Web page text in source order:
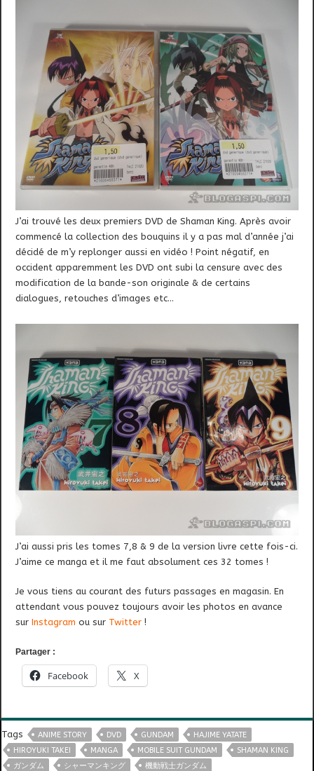
J’ai trouvé les deux premiers DVD de Shaman King. Après avoir
commencé la collection des bouquins il y a pas mal d’année j’ai
décidé de m’y replonger aussi en vidéo ! Point négatif, en
occident apparemment les DVD ont subi la censure avec des
modification de la bande-son originale & de certains
dialogues, retouches d’images etc…
J’ai aussi pris les tomes 7,8 & 9 de la version livre cette fois-ci.
J’aime ce manga et il me faut absolument ces 32 tomes !
Je vous tiens au courant des futurs passages en magasin. En
attendant vous pouvez toujours avoir les photos en avance
surInstagram ou sur Twitter !
Partager :
Facebook X
Tags ANIME STORY DVD GUNDAM
HAJIME YATATE
HIROYUKI TAKEI
MANGA MOBILE SUIT GUNDAM
SHAMAN KING
ガンダム
シャーマンキング 機動戦士ガンダム